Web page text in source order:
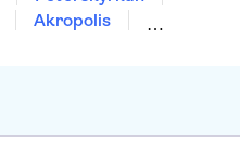
Akropolis